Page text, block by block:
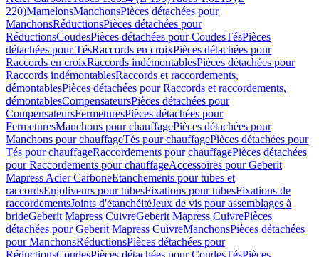
220)MamelonsManchonsPièces détachées pour
ManchonsRéductionsPièces détachées pour
RéductionsCoudesPièces détachées pour CoudesTésPièces
détachées pour TésRaccords en croixPièces détachées pour
Raccords en croixRaccords indémontablesPièces détachées pour
Raccords indémontablesRaccords et raccordements,
démontablesPièces détachées pour Raccords et raccordements,
démontablesCompensateursPièces détachées pour
CompensateursFermeturesPièces détachées pour
FermeturesManchons pour chauffagePièces détachées pour
Manchons pour chauffageTés pour chauffagePièces détachées pour
Tés pour chauffageRaccordements pour chauffagePièces détachées
pour Raccordements pour chauffageAccessoires pour Geberit
Mapress Acier CarboneEtanchements pour tubes et
raccordsEnjoliveurs pour tubesFixations pour tubesFixations de
raccordementsJoints d'étanchéitéJeux de vis pour assemblages à
brideGeberit Mapress CuivreGeberit Mapress CuivrePièces
détachées pour Geberit Mapress CuivreManchonsPièces détachées
pour ManchonsRéductionsPièces détachées pour
RéductionsCoudesPièces détachées pour CoudesTésPièces